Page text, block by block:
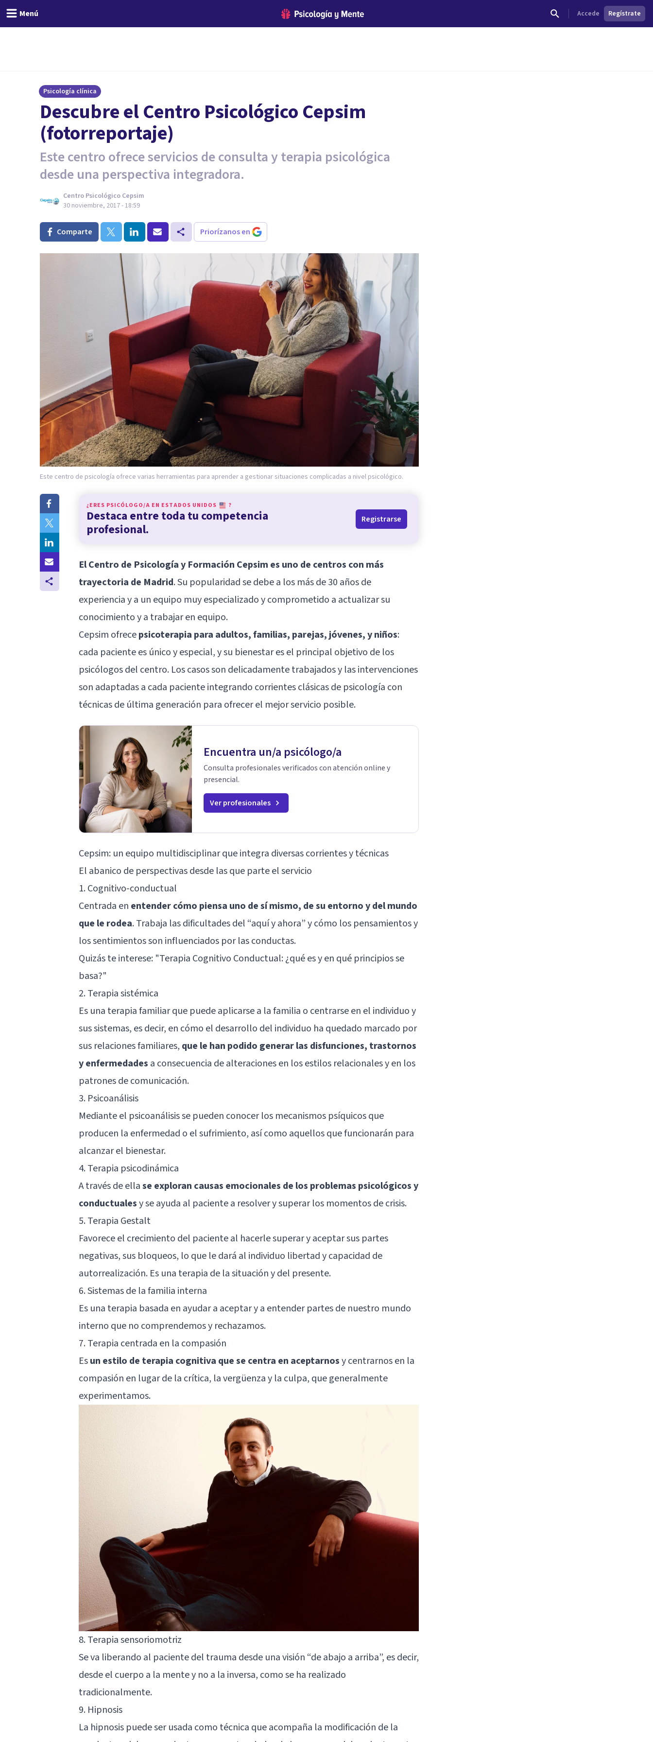
Menú Accede Regístrate
Psicología clínica
Descubre el Centro Psicológico Cepsim
(fotorreportaje)
Este centro ofrece servicios de consulta y terapia psicológica
desde una perspectiva integradora.
Centro Psicológico Cepsim
30 noviembre, 2017 - 18:59
Comparte Priorízanos en
Este centro de psicología ofrece varias herramientas para aprender a gestionar situaciones complicadas a nivel psicológico.
¿ERES PSICÓLOGO/A EN ESTADOS UNIDOS ?
Destaca entre toda tu competencia
profesional.
Registrarse
El Centro de Psicología y Formación Cepsim es uno de centros con más
trayectoria de Madrid. Su popularidad se debe a los más de 30 años de
experiencia y a un equipo muy especializado y comprometido a actualizar su
conocimiento y a trabajar en equipo.
Cepsim ofrecepsicoterapia para adultos, familias, parejas, jóvenes, y niños:
cada paciente es único y especial, y su bienestar es el principal objetivo de los
psicólogos del centro. Los casos son delicadamente trabajados y las intervenciones
son adaptadas a cada paciente integrando corrientes clásicas de psicología con
técnicas de última generación para ofrecer el mejor servicio posible.
Encuentra un/a psicólogo/a
Consulta profesionales verificados con atención online y
presencial.
Ver profesionales
Cepsim: un equipo multidisciplinar que integra diversas corrientes y técnicas
El abanico de perspectivas desde las que parte el servicio
1. Cognitivo-conductual
Centrada en entender cómo piensa uno de sí mismo, de su entorno y del mundo
que le rodea. Trabaja las dificultades del “aquí y ahora” y cómo los pensamientos y
los sentimientos son influenciados por las conductas.
Quizás te interese: "Terapia Cognitivo Conductual: ¿qué es y en qué principios se
basa?"
2. Terapia sistémica
Es una terapia familiar que puede aplicarse a la familia o centrarse en el individuo y
sus sistemas, es decir, en cómo el desarrollo del individuo ha quedado marcado por
sus relaciones familiares, que le han podido generar las disfunciones, trastornos
y enfermedades a consecuencia de alteraciones en los estilos relacionales y en los
patrones de comunicación.
3. Psicoanálisis
Mediante el psicoanálisis se pueden conocer los mecanismos psíquicos que
producen la enfermedad o el sufrimiento, así como aquellos que funcionarán para
alcanzar el bienestar.
4. Terapia psicodinámica
A través de ellase exploran causas emocionales de los problemas psicológicos y
conductualesy se ayuda al paciente a resolver y superar los momentos de crisis.
5. Terapia Gestalt
Favorece el crecimiento del paciente al hacerle superar y aceptar sus partes
negativas, sus bloqueos, lo que le dará al individuo libertad y capacidad de
autorrealización. Es una terapia de la situación y del presente.
6. Sistemas de la familia interna
Es una terapia basada en ayudar a aceptar y a entender partes de nuestro mundo
interno que no comprendemos y rechazamos.
7. Terapia centrada en la compasión
Esun estilo de terapia cognitiva que se centra en aceptarnosy centrarnos en la
compasión en lugar de la crítica, la vergüenza y la culpa, que generalmente
experimentamos.
8. Terapia sensoriomotriz
Se va liberando al paciente del trauma desde una visión “de abajo a arriba”, es decir,
desde el cuerpo a la mente y no a la inversa, como se ha realizado
tradicionalmente.
9. Hipnosis
La hipnosis puede ser usada como técnica que acompaña la modificación de la